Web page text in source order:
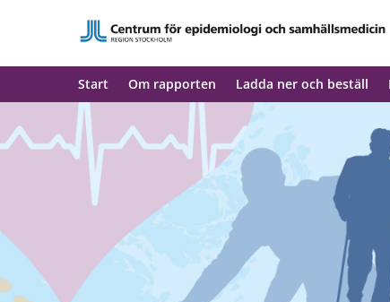
Start Om rapporten Ladda ner och beställ